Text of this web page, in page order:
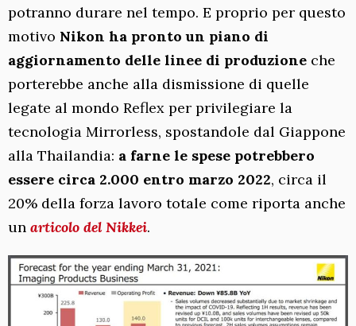
potranno durare nel tempo. E proprio per questo
motivo Nikon ha pronto un piano di
aggiornamento delle linee di produzione che
porterebbe anche alla dismissione di quelle
legate al mondo Reflex per privilegiare la
tecnologia Mirrorless, spostandole dal Giappone
alla Thailandia: a farne le spese potrebbero
essere circa 2.000 entro marzo 2022, circa il
20% della forza lavoro totale come riporta anche
un articolo del Nikkei.